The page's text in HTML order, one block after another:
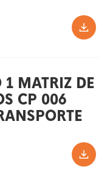
1 MATRIZ DE
CP 006